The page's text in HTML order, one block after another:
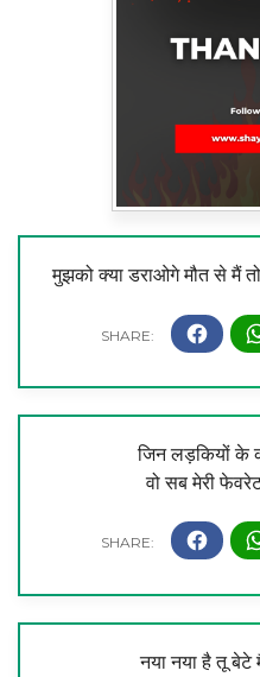
मुझको क्या डराओगे मौत से मैं
जिन लड़कियों के
वो सब मेरी
नया नया‬ है ‪तू